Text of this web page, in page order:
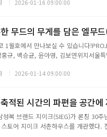
는 행운이라...
2026-01-16 09:00:00
1월호에서 만나보실 수 있습니다
규, 백승균, 윤아영, 김보연위치서울
2026-01-14 09:00:00
적된 시간의 파편을 공간에
성복 브랜드 지이크(SIEG)가 론칭 30
토어 지이크 서촌하우스를 개관했다.